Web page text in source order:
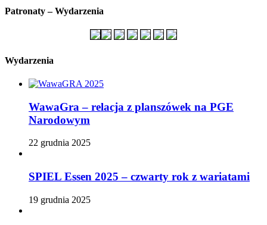
Patronaty – Wydarzenia
Wydarzenia
WawaGra – relacja z planszówek na PGE
Narodowym
22 grudnia 2025
SPIEL Essen 2025 – czwarty rok z wariatami
19 grudnia 2025